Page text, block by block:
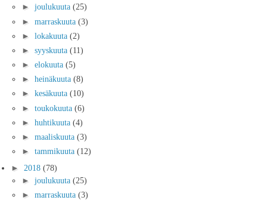
► joulukuuta (25)
► marraskuuta (3)
► lokakuuta (2)
► syyskuuta (11)
► elokuuta (5)
► heinäkuuta (8)
► kesäkuuta (10)
► toukokuuta (6)
► huhtikuuta (4)
► maaliskuuta (3)
► tammikuuta (12)
► 2018 (78)
► joulukuuta (25)
► marraskuuta (3)